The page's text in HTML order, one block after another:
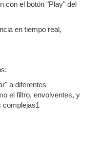
con el botón "Play" del
en tiempo real,
a diferentes
el filtro, envolventes, y
complejas1